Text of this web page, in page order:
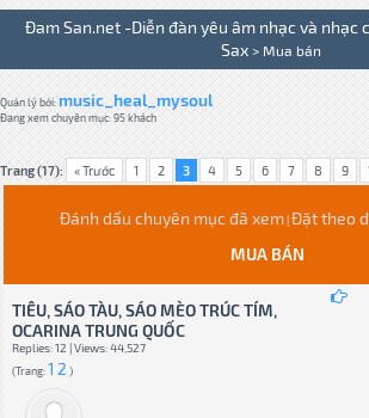
Đam San.net -Diễn đàn yêu âm nhạc và nhạc
Sax > Mua bán
Quản lý bởi:music_heal_mysoul
Đang xem chuyên mục: 95 khách
Trang (17): « Trước 1 2 3 4 5 6 7 8 9
Đánh dấu chuyên mục đã xem| Đặt theo
MUA BÁN
TIÊU, SÁO TÀU, SÁO MÈO TRÚC TÍM,
OCARINA TRUNG QUỐC
Replies: 12 | Views: 44,527
(Trang:1 2 )